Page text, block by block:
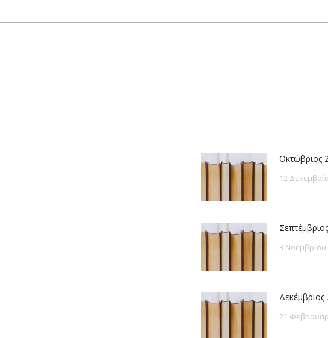
Facebook
X
PinterestLinkedIn
Οκτώβριος
12
3 Νοεμβρίου
Δεκέμβριος
21